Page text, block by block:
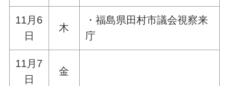
11月6
日
木
・福島県田村市議会視察来
庁
11月7
日
金